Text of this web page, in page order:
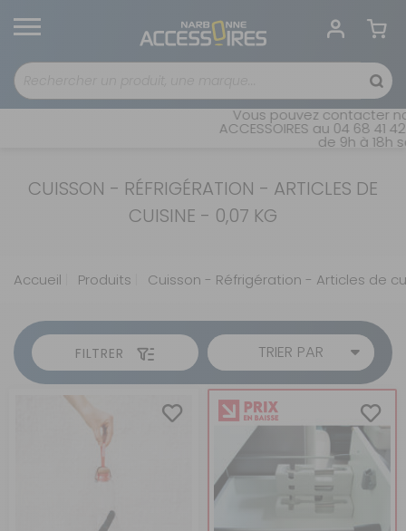
Vous pouvez contacter
ACCESSOIRES au 04 68 41
de 9h à 18h
CUISSON - RÉFRIGÉRATION - ARTICLES DE
CUISINE - 0,07 KG
Accueil Produits Cuisson - Réfrigération - Articles de
FILTRER TRIER PAR